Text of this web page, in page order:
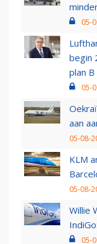
05-
begin
plan B
05-
aan
05-08-
KLM
05-08-
Willie
05-